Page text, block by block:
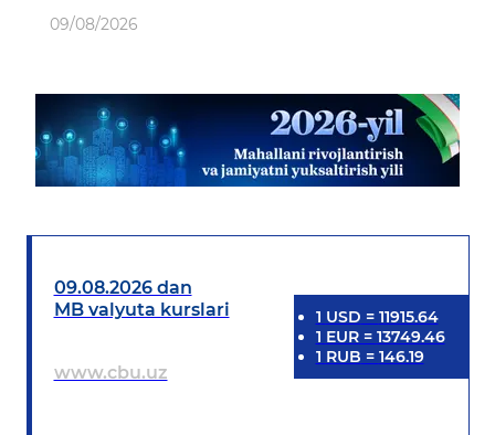
09/08/2026
09.08.2026 dan
MB valyuta kurslari
www.cbu.uz
1 USD = 11915.64
1 EUR= 13749.46
1 RUB = 146.19